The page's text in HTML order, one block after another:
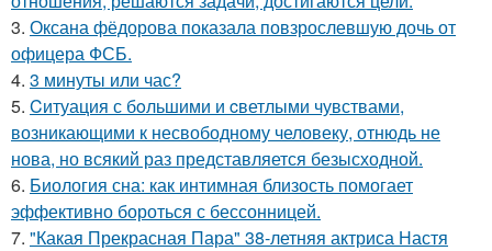
3. Оксана фёдорова показала повзрослевшую дочь от
офицера ФСБ.
4. 3 минуты или час?
5. Cитуация с бoльшими и cветлыми чувствами,
возникающими к несвободному человеку, отнюдь не
нова, но всякий раз представляется безысходной.
6. Биология сна: как интимная близость помогает
эффективно бороться с бессонницей.
7. "Какая Прекрасная Пара" 38-летняя актриса Настя